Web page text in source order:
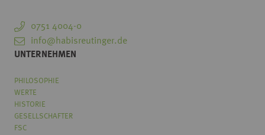
0751 4004-0
info@habisreutinger.de
UNTERNEHMEN
PHILOSOPHIE
WERTE
HISTORIE
GESELLSCHAFTER
FSC